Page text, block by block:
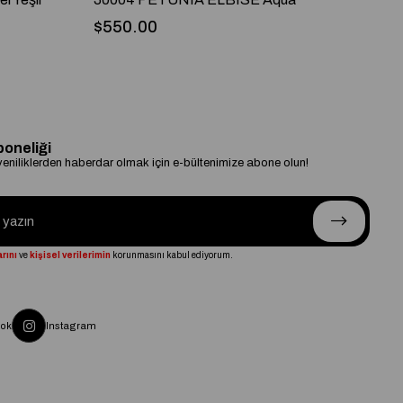
$550.00
haberdar olmak için e-bültenimize abone olun!
ve kişisel verilerimin korunmasını kabul ediyorum.
Instagram